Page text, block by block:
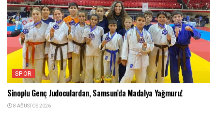
SPOR
Sinoplu Genç Judoculardan, Samsun’da Madalya Yağmuru!
8 AĞUSTOS 2026